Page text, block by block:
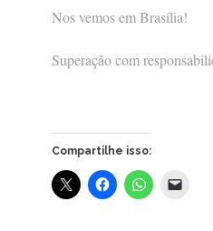
Nos vemos em Brasília!
Superação com
Compartilhe isso: